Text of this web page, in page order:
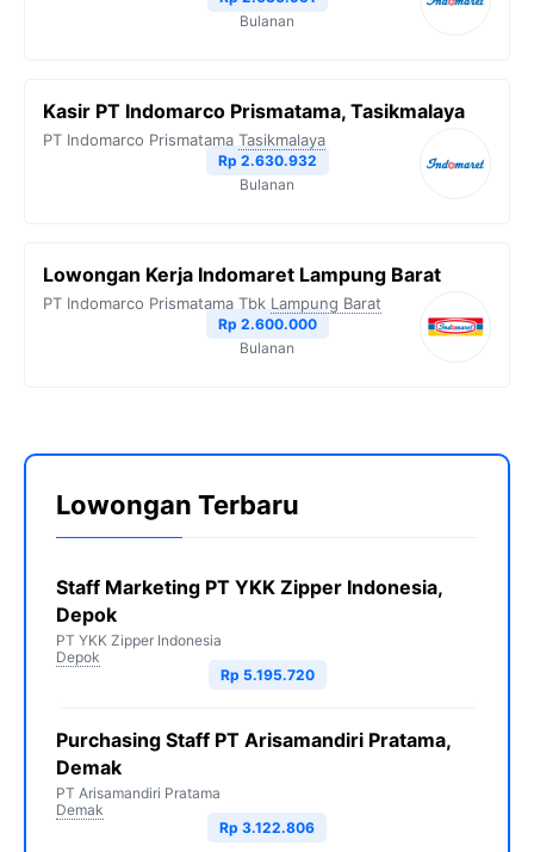
Bulanan
Kasir PT Indomarco Prismatama, Tasikmalaya
PT Indomarco Prismatama Tasikmalaya
Rp 2.630.932
Bulanan
Lowongan Kerja Indomaret Lampung Barat
PT Indomarco Prismatama Tbk Lampung Barat
Rp 2.600.000
Bulanan
Lowongan Terbaru
Staff Marketing PT YKK Zipper Indonesia,
Depok
PT YKK Zipper Indonesia
Depok
Rp 5.195.720
Purchasing Staff PT Arisamandiri Pratama,
Demak
PT Arisamandiri Pratama
Demak
Rp 3.122.806